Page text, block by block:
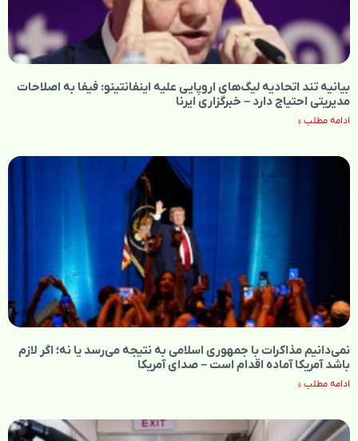
بیانیه تند اتحادیه لیگ‌های اروپایی علیه اینفانتینو: فیفا به اصلاحات
مدیریتی احتیاج دارد – خبرگزاری ایرنا
ادامه مطلب »
نمی‌دانیم مذاکرات با جمهوری اسلامی به نتیجه می‌رسد یا نه؛ اگر لازم
باشد آمریکا آماده اقدام است – صدای آمریکا
ادامه مطلب »